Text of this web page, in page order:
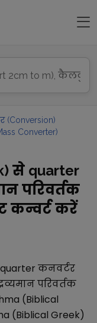
Converter)
से quarter
परिवर्तक
कन्वर्ट करें
quarter कनवर्टर
परिवर्तक
(Biblical
(Biblical Greek)